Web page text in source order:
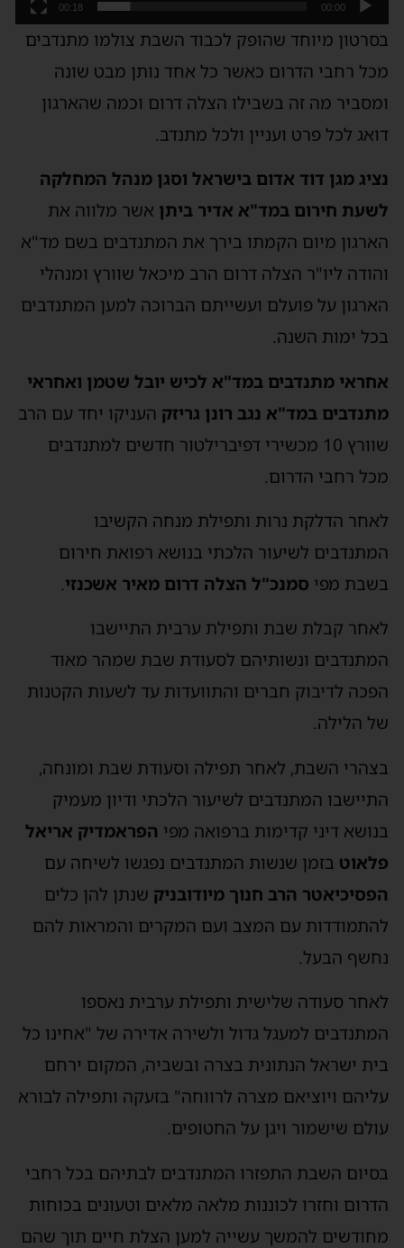
00:00
00:18
בסרטון מיוחד שהופק לכבוד השבת צולמו מתנדבים
מכל רחבי הדרום כאשר כל אחד נותן מבט שונה
ומסביר מה זה בשבילו הצלה דרום וכמה שהארגון
דואג לכל פרט ועניין ולכל מתנדב.
נציג מגן דוד אדום בישראל וסגן מנהל המחלקה
לשעת חירום במד"א אדיר ביתן אשר מלווה את
הארגון מיום הקמתו בירך את המתנדבים בשם מד"א
והודה ליו"ר הצלה דרום הרב מיכאל שוורץ ומנהלי
הארגון על פועלם ועשייתם הברוכה למען המתנדבים
בכל ימות השנה.
אחראי מתנדבים במד"א לכיש יובל שטמן ואחראי
מתנדבים במד"א נגב רונן גריזק העניקו יחד עם הרב
שוורץ 10 מכשירי דפיברילטור חדשים למתנדבים
מכל רחבי הדרום.
לאחר הדלקת נרות ותפילת מנחה הקשיבו
המתנדבים לשיעור הלכתי בנושא רפואת חירום
בשבת מפי סמנכ"ל הצלה דרום מאיר אשכנזי.
לאחר קבלת שבת ותפילת ערבית התיישבו
המתנדבים ונשותיהם לסעודת שבת שמהר מאוד
הפכה לדיבוק חברים והתוועדות עד לשעות הקטנות
של הלילה.
בצהרי השבת, לאחר תפילה וסעודת שבת ומונחה,
התיישבו המתנדבים לשיעור הלכתי ודיון מעמיק
בנושא דיני קדימות ברפואה מפי הפראמדיק אריאל
פלאוט בזמן שנשות המתנדבים נפגשו לשיחה עם
הפסיכיאטר הרב חנוך מיודובניק שנתן להן כלים
להתמודדות עם המצב ועם המקרים והמראות להם
נחשף הבעל.
לאחר סעודה שלישית ותפילת ערבית נאספו
המתנדבים למעגל גדול ולשירה אדירה של "אחינו כל
בית ישראל הנתונית בצרה ובשביה, המקום ירחם
עליהם ויוציאם מצרה לרווחה" בזעקה ותפילה לבורא
עולם שישמור ויגן על החטופים.
בסיום השבת התפזרו המתנדבים לבתיהם בכל רחבי
הדרום וחזרו לכוננות מלאה מלאים וטעונים בכוחות
מחודשים להמשך עשייה למען הצלת חיים תוך שהם